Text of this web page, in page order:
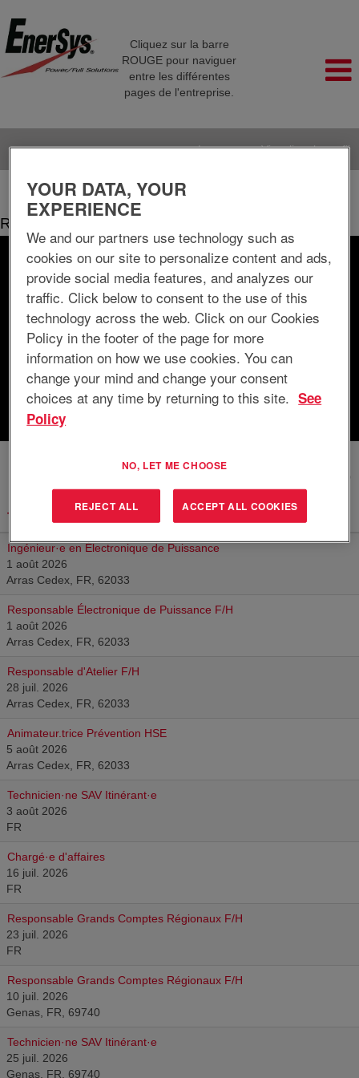
Cliquez sur la barre
ROUGE pour naviguer
entre les différentes
pages de l'entreprise.
Langue Visualiser le profil
Accueil chez EnerSys Delaware Inc.
Résultats de la recherche pour
Rechercher par mot-clé
Rechercher par lieu
Afficher plus d’options
Réinitialiser
Titre
Ingénieur·e en Électronique de Puissance
1 août 2026
Arras Cedex, FR, 62033
Responsable Électronique de Puissance F/H
1 août 2026
Arras Cedex, FR, 62033
Responsable d'Atelier F/H
28 juil. 2026
Arras Cedex, FR, 62033
Animateur.trice Prévention HSE
5 août 2026
Arras Cedex, FR, 62033
Technicien·ne SAV Itinérant·e
3 août 2026
FR
Chargé·e d'affaires
16 juil. 2026
FR
Responsable Grands Comptes Régionaux F/H
23 juil. 2026
FR
Responsable Grands Comptes Régionaux F/H
10 juil. 2026
Genas, FR, 69740
Technicien·ne SAV Itinérant·e
25 juil. 2026
Genas, FR, 69740
YOUR DATA, YOUR
EXPERIENCE
We and our partners use technology such as
cookies on our site to personalize content and ads,
provide social media features, and analyzes our
traffic. Click below to consent to the use of this
technology across the web. Click on our Cookies
Policy in the footer of the page for more
information on how we use cookies. You can
change your mind and change your consent
choices at any time by returning to this site. See
Policy
NO, LET ME CHOOSE
REJECT ALL ACCEPT ALL COOKIES